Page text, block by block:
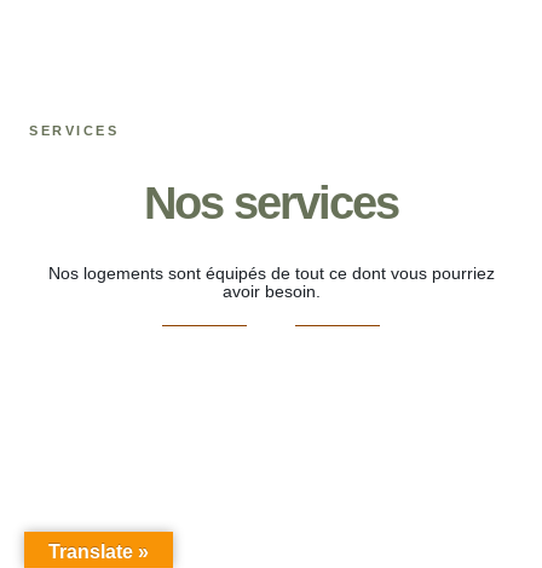
SERVICES
Nos services
Nos logements sont équipés de tout ce dont vous pourriez
avoir besoin.
Translate »